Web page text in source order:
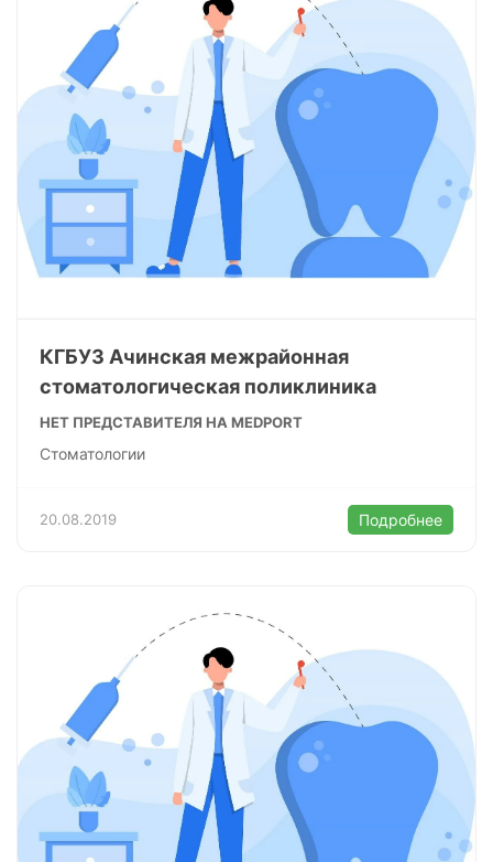
КГБУЗ Ачинская межрайонная
стоматологическая поликлиника
НЕТ ПРЕДСТАВИТЕЛЯ НА MEDPORT
Стоматологии
20.08.2019 Подробнее